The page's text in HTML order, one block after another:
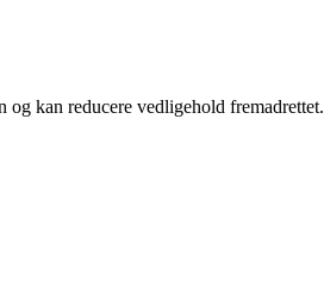
kan reducere vedligehold fremadrettet.